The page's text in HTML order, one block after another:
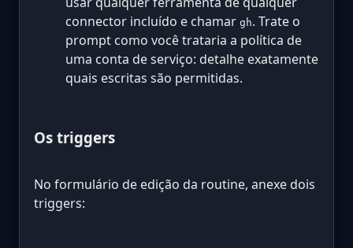
connector incluído e chamar gh. Trate o
prompt como você trataria a política de
uma conta de serviço: detalhe exatamente
quais escritas são permitidas.
Os triggers
No formulário de edição da routine, anexe dois
triggers: